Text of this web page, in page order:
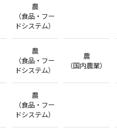
農
（食品・フー
ドシステム）
農
（食品・フー
ドシステム）
農
（国内農業）
農
（食品・フー
ドシステム）